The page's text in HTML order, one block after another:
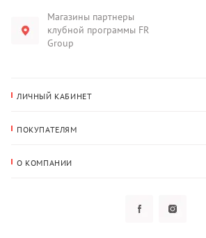
Магазины партнеры
клубной программы FR
Group
ЛИЧНЫЙ КАБИНЕТ
Адрес для доставки
ПОКУПАТЕЛЯМ
О КОМПАНИИ
Политика конфиденциальности